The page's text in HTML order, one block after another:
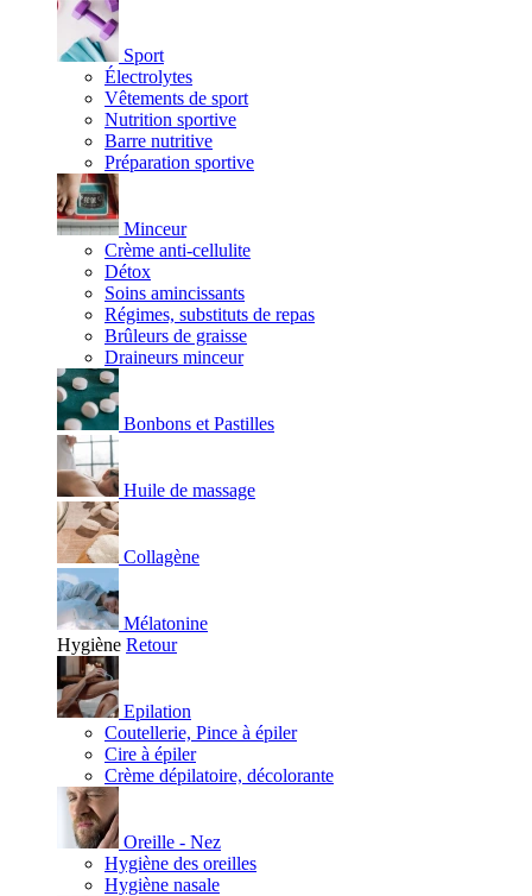
Sport
Électrolytes
Vêtements de sport
Nutrition sportive
Barre nutritive
Préparation sportive
Minceur
Crème anti-cellulite
Détox
Soins amincissants
Régimes, substituts de repas
Brûleurs de graisse
Draineurs minceur
Bonbons et Pastilles
Huile de massage
Collagène
Mélatonine
Hygiène Retour
Epilation
Coutellerie, Pince à épiler
Cire à épiler
Crème dépilatoire, décolorante
Oreille - Nez
Hygiène des oreilles
Hygiène nasale